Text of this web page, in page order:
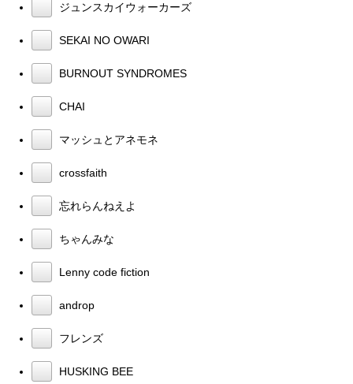
ジュンスカイウォーカーズ
SEKAI NO OWARI
BURNOUT SYNDROMES
CHAI
マッシュとアネモネ
crossfaith
忘れらんねえよ
ちゃんみな
Lenny code fiction
androp
フレンズ
HUSKING BEE